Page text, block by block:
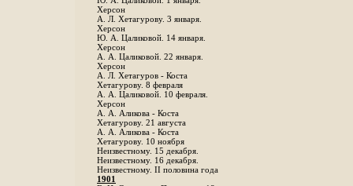
Херсон
А. Л. Хетагурову. 3 января.
Херсон
Ю. А. Цаликовой. 14 января.
Херсон
А. А. Цаликовой. 22 января.
Херсон
А. Л. Хетагуров - Коста
Хетагурову. 8 февраля
А. А. Цаликовой. 10 февраля.
Херсон
А. А. Аликова - Коста
Хетагурову. 21 августа
А. А. Аликова - Коста
Хетагурову. 10 ноября
Неизвестному. 15 декабря.
Неизвестному. 16 декабря.
Неизвестному. II половина года
1901